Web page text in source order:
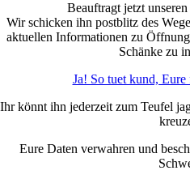
Beauftragt jetzt
Wir schicken ihn postblitz des
aktuellen Informationen zu
Schänke zu
Ja! So tuet kund,
Ihr könnt ihn jederzeit zum Teufel
Eure Daten verwahren und